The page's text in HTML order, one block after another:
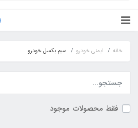
خانه ایمنی خودرو سیم بکسل خودرو
فقط محصولات موجود